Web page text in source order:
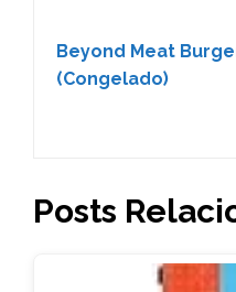
Beyond Meat
(Congelado)
Posts